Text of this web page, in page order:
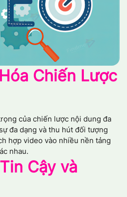
Chiến Lược
của chiến lược nội dung đa
đa dạng và thu hút đối tượng
hợp video vào nhiều nền tảng
nhau.
Cậy và